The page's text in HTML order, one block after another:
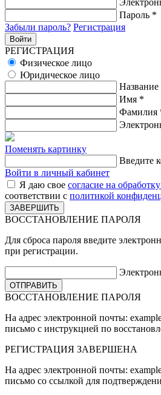
Пароль *
Забыли пароль? Регистрация
РЕГИСТРАЦИЯ
Физическое лицо
Юридическое лицо
Название
Имя *
Фамилия
Поменять картинку
Введите
Войти в личный кабинет
Я даю свое согласие на
соответствии с политикой
ВОССТАНОВЛЕНИЕ ПАРОЛЯ
Для сброса пароля введите
при регистрации.
ВОССТАНОВЛЕНИЕ ПАРОЛЯ
На адрес электронной почты:
письмо с инструкцией по
РЕГИСТРАЦИЯ ЗАВЕРШЕНА
На адрес электронной почты:
письмо со ссылкой для